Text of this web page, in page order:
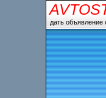
дать объявление